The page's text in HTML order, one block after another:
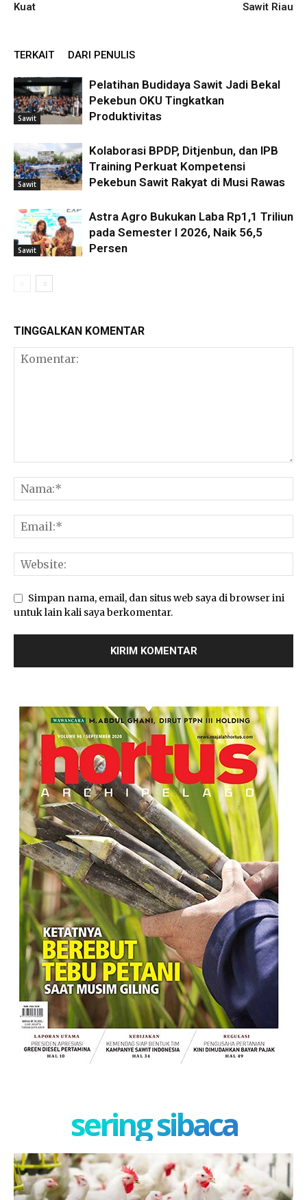
Kuat
Sawit Riau
TERKAIT DARI PENULIS
Sawit
Pelatihan Budidaya Sawit Jadi Bekal
Pekebun OKU Tingkatkan
Produktivitas
Sawit
Kolaborasi BPDP, Ditjenbun, dan IPB
Training Perkuat Kompetensi
Pekebun Sawit Rakyat di Musi Rawas
Sawit
Astra Agro Bukukan Laba Rp1,1 Triliun
pada Semester I 2026, Naik 56,5
Persen
TINGGALKAN KOMENTAR
Simpan nama, email, dan situs web saya di browser ini
untuk lain kali saya berkomentar.
sering sibaca